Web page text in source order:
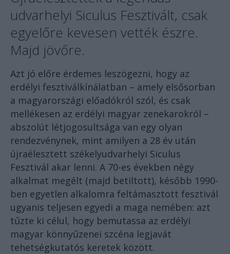
udvarhelyi Siculus Fesztivált, csak
egyelőre kevesen vették észre.
Majd jövőre.
Azt jó előre érdemes leszögezni, hogy az
erdélyi fesztiválkínálatban – amely elsősorban
a magyarországi előadókról szól, és csak
mellékesen az erdélyi magyar zenekarokról –
abszolút létjogosultsága van egy olyan
rendezvénynek, mint amilyen a 28 év után
újraélesztett székelyudvarhelyi Siculus
Fesztivál akar lenni. A 70-es években négy
alkalmat megélt (majd betiltott), később 1990-
ben egyetlen alkalomra feltámasztott fesztivál
ugyanis teljesen egyedi a maga nemében: azt
tűzte ki célul, hogy bemutassa az erdélyi
magyar könnyűzenei szcéna legjavát
tehetségkutatós keretek között.